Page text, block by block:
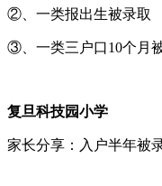
②、一类报出生被录取
③、一类三户口10个月
复旦科技园小学
家长分享：入户半年被